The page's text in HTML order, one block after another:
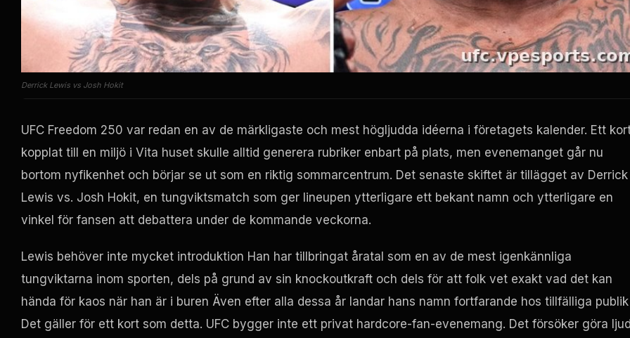
Derrick Lewis vs Josh Hokit
UFC Freedom 250 var redan en av de märkligaste och mest högljudda idéerna i företagets kalender. Ett
kopplat till en miljö i Vita huset skulle alltid generera rubriker enbart på plats, men evenemanget går nu
bortom nyfikenhet och börjar se ut som en riktig sommarcentrum. Det senaste skiftet är tillägget av Derrick
Lewis vs. Josh Hokit, en tungviktsmatch som ger lineupen ytterligare ett bekant namn och ytterligare en
vinkel för fansen att debattera under de kommande veckorna.
Lewis behöver inte mycket introduktion Han har tillbringat åratal som en av de mest igenkännliga
tungviktarna inom sporten, dels på grund av sin knockoutkraft och dels för att folk vet exakt vad det kan
hända för kaos när han är i buren Även efter alla dessa år landar hans namn fortfarande hos tillfälliga publik
Det gäller för ett kort som detta. UFC bygger inte ett privat hardcore-fan-evenemang. Det försöker göra